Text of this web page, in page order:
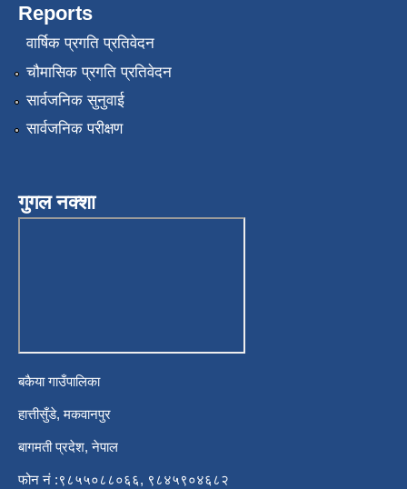
Reports
वार्षिक प्रगति प्रतिवेदन
चौमासिक प्रगति प्रतिवेदन
सार्वजनिक सुनुवाई
सार्वजनिक परीक्षण
गुगल नक्शा
बकैया गाउँपालिका
हात्तीसुँडे, मकवानपुर
बागमती प्रदेश, नेपाल
फोन नं :९८५५०८८०६६, ९८४५९०४६८२